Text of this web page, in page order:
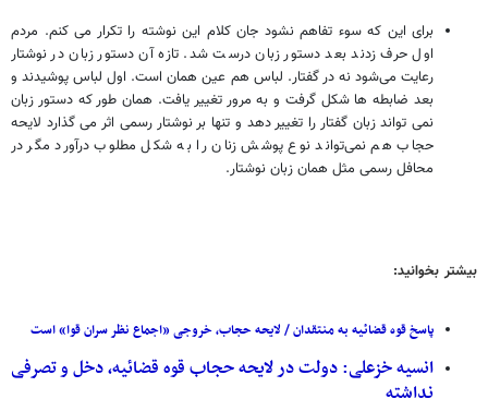
برای این که سوء تفاهم نشود جان کلام این نوشته را تکرار می کنم. مردم
اول حرف زدند بعد دستور زبان درست شد. تازه آن دستور زبان در نوشتار
رعایت می‌شود نه در گفتار. لباس هم عین همان است. اول لباس پوشیدند و
بعد ضابطه ها شکل گرفت و به مرور تغییر یافت. همان طور که دستور زبان
نمی تواند زبان گفتار را تغییر دهد و تنها بر نوشتار رسمی اثر می گذارد لایحه
حجاب هم نمی‌تواند نوع پوشش زنان را به شکل مطلوب درآورد مگر در
محافل رسمی مثل همان زبان نوشتار.
بیشتر بخوانید:
پاسخ قوه قضائیه به منتقدان / لایحه حجاب، خروجی «اجماع نظر سران قوا» است
انسیه خزعلی: دولت در لایحه حجاب قوه قضائیه، دخل و تصرفی
نداشته